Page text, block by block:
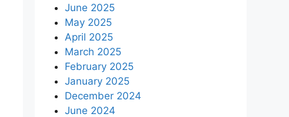
June 2025
May 2025
April 2025
March 2025
February 2025
January 2025
December 2024
June 2024